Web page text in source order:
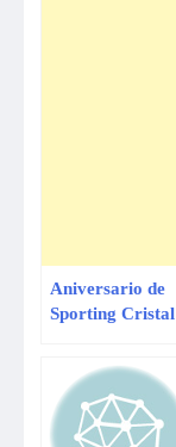
Aniversario de
Sporting Cristal
tendencia